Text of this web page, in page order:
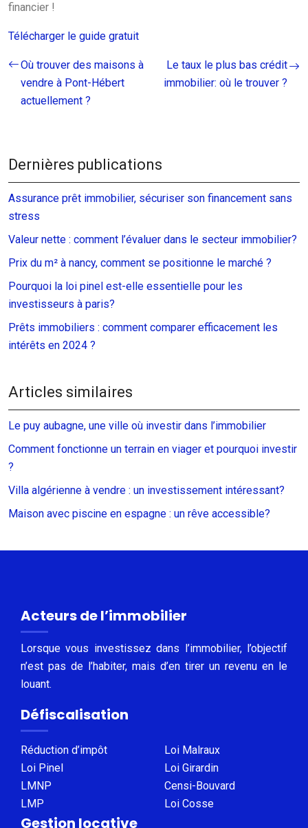
financier !
Télécharger le guide gratuit
Où trouver des maisons à
vendre à Pont-Hébert
actuellement ?
Le taux le plus bas crédit
immobilier: où le trouver ?
Dernières publications
Assurance prêt immobilier, sécuriser son financement sans
stress
Valeur nette : comment l’évaluer dans le secteur immobilier?
Prix du m² à nancy, comment se positionne le marché ?
Pourquoi la loi pinel est-elle essentielle pour les
investisseurs à paris?
Prêts immobiliers : comment comparer efficacement les
intérêts en 2024 ?
Articles similaires
Le puy aubagne, une ville où investir dans l’immobilier
Comment fonctionne un terrain en viager et pourquoi investir
?
Villa algérienne à vendre : un investissement intéressant?
Maison avec piscine en espagne : un rêve accessible?
Acteurs de l’immobilier
Lorsque vous investissez dans l’immobilier, l’objectif
n’est pas de l’habiter, mais d’en tirer un revenu en le
louant.
Défiscalisation
Réduction d’impôt
Loi Pinel
LMNP
LMP
Loi Malraux
Loi Girardin
Censi-Bouvard
Loi Cosse
Gestion locative